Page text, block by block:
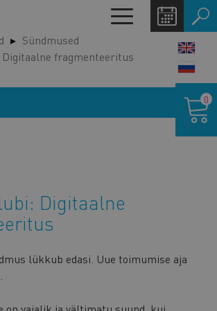
Toggle
navigation
Sündmused
fragmenteeritus
Digitaalne
lükkub edasi. Uue toimumise aja
0